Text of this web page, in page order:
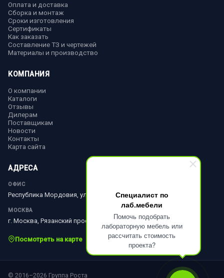
Специалист по
лаб.мебели
Помочь подобрать
лабораторную мебель или
рассчитать стоимость
проекта?
Оплата и доставка
Сборка и монтаж
Сроки изготовления
Сертификаты
Как заказать
Составление ТЗ и чертежей
Материалы и производство
КОМПАНИЯ
О компании
Каталоги
Отзывы
Дилерам
Поставщикам
Новости
Контакты
Карта сайта
АДРЕСА
ОФИС
Республика Мордовия, ул. Ленина, д. 51
МОСКВА
г. Москва, Рязанский просп., д. 10, стр. 18
Посмотреть на карте
© 2016–2026 Группа Роста